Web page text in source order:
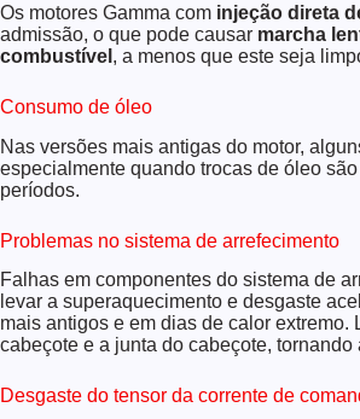
Os motores Gamma com injeção direta
admissão, o que pode causar marcha
combustível , a menos que este seja
Consumo de óleo
Nas versões mais antigas do motor,
especialmente quando trocas de óleo
períodos.
Problemas no sistema de arrefecimento
Falhas em componentes do sistema de
levar a superaquecimento e desgaste
mais antigos e em dias de calor
cabeçote e a junta do cabeçote,
Desgaste do tensor da corrente de